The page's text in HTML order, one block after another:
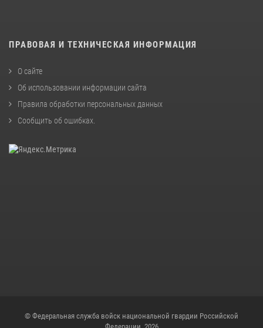
ПРАВОВАЯ И ТЕХНИЧЕСКАЯ ИНФОРМАЦИЯ
О сайте
Об использовании информации сайта
Правила обработки персональных данных
Сообщить об ошибках
© Федеральная служба войск национальной гвардии Российской